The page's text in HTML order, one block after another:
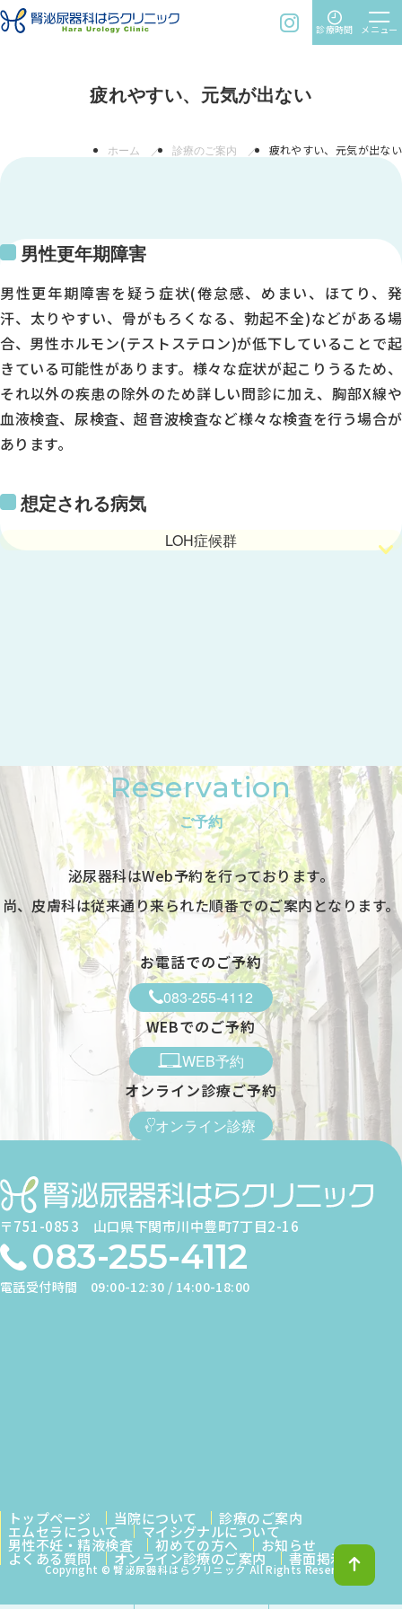
診療のご案内
症状で調べる
病名で調べる
エムセラについて
マイシグナルについて
男性不妊・精液検査
初めての方へ
お知らせ
よくある質問
オンライン診療のご案内
書面掲示
instagram time
診療時間
menu
メニュー
月
土
9:00～12:30
●
●
-
14:00～18:00
診療時間
月
火
水
金
土
9:00～12:30
●
●
※1
◎
14:00～18:00
※1 皮膚科は第1・3・5週目のみ診療 ※受付は終了時間の30分前で
す
休診日／日曜日、祝日
疲れやすい、元気が出ない
ホーム 診療のご案内 疲れやすい、元気が出ない
男性更年期障害
男性更年期障害を疑う症状(倦怠感、めまい、ほてり、発
汗、太りやすい、骨がもろくなる、勃起不全)などがある場
合、男性ホルモン(テストステロン)が低下していることで起
きている可能性があります。様々な症状が起こりうるため、
それ以外の疾患の除外のため詳しい問診に加え、胸部X線や
血液検査、尿検査、超音波検査など様々な検査を行う場合が
あります。
想定される病気
LOH症候群
Reservation
ご予約
泌尿器科はWeb予約を行っております。
尚、皮膚科は従来通り来られた順番でのご案内となります。
お電話でのご予約
083-255-4112
WEBでのご予約
WEB予約
オンライン診療ご予約
オンライン診療
↑
〒751-0853 山口県下関市川中豊町7丁目2-16
083-255-4112
電話受付時間 09:00-12:30 / 14:00-18:00
トップページ 当院について 診療のご案内
エムセラについて マイシグナルについて
男性不妊・精液検査 初めての方へ お知らせ
よくある質問 オンライン診療のご案内 書面掲示
Copyright © 腎泌尿器科はらクリニック All Rights Reserved.